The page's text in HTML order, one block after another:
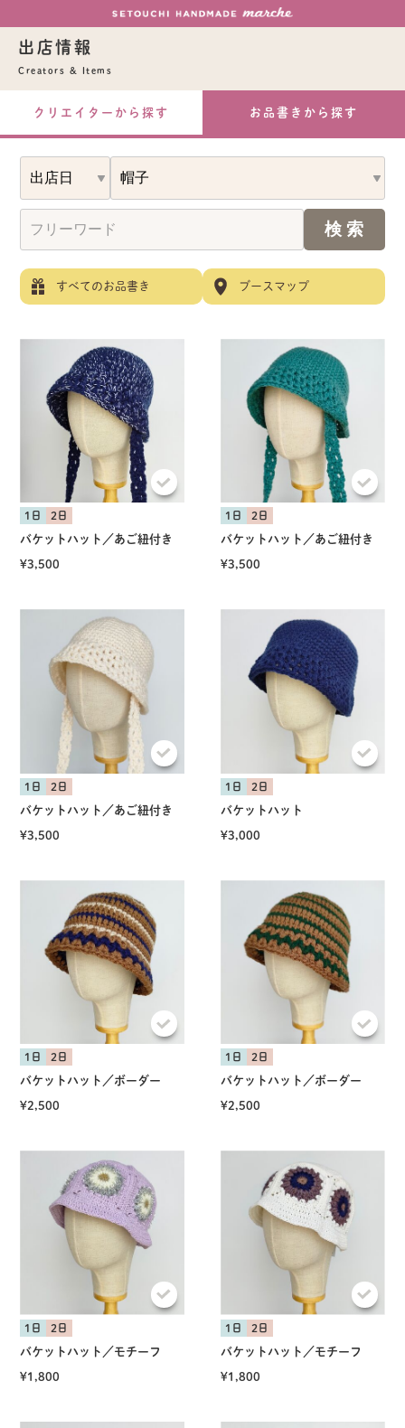
出店情報
Creators & Items
クリエイターから探す お品書きから探す
すべてのお品書き ブースマップ
1日 2日
バケットハット／あご紐付き
¥3,500
1日 2日
バケットハット／あご紐付き
¥3,500
1日 2日
バケットハット／あご紐付き
¥3,500
1日 2日
バケットハット
¥3,000
1日 2日
バケットハット／ボーダー
¥2,500
1日 2日
バケットハット／ボーダー
¥2,500
1日 2日
バケットハット／モチーフ
¥1,800
1日 2日
バケットハット／モチーフ
¥1,800